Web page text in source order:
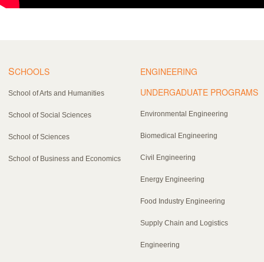
SCHOOLS
School of Arts and Humanities
School of Social Sciences
School of Sciences
School of Business and Economics
ENGINEERING
UNDERGADUATE PROGRAMS
Environmental Engineering
Biomedical Engineering
Civil Engineering
Energy Engineering
Food Industry Engineering
Supply Chain and Logistics
Engineering